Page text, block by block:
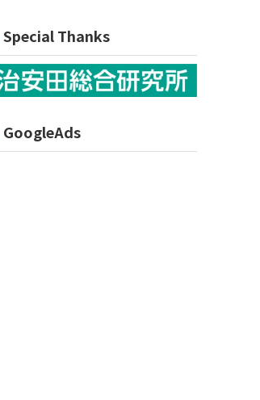
Special Thanks
GoogleAds